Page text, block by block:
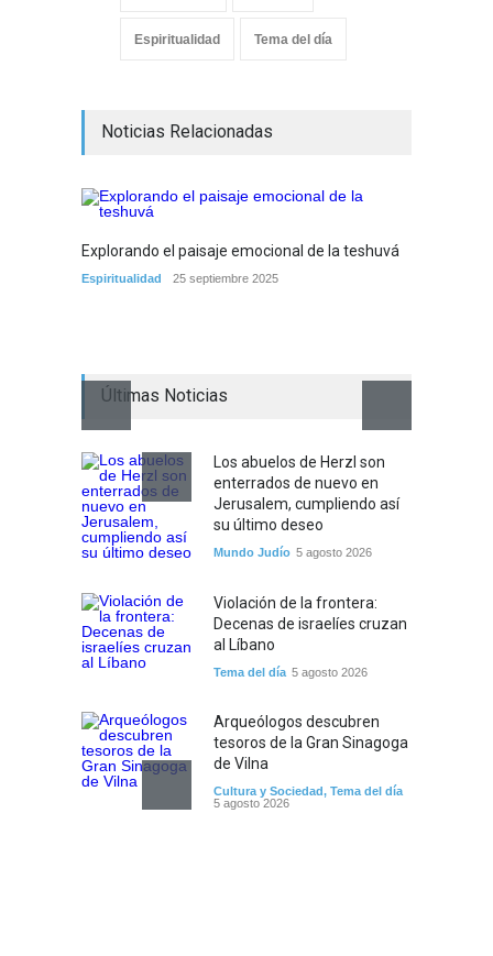
Espiritualidad Tema del día
Noticias Relacionadas
Explorando el paisaje emocional de la teshuvá
Espiritualidad 25 septiembre 2025
Últimas Noticias
Los abuelos de Herzl son
enterrados de nuevo en
Jerusalem, cumpliendo así
su último deseo
Mundo Judío 5 agosto 2026
Violación de la frontera:
Decenas de israelíes cruzan
al Líbano
Tema del día 5 agosto 2026
Arqueólogos descubren
tesoros de la Gran Sinagoga
de Vilna
Cultura y Sociedad, Tema del día
5 agosto 2026